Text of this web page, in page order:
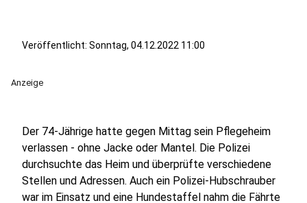
Veröffentlicht: Sonntag, 04.12.2022 11:00
Anzeige
Der 74-Jährige hatte gegen Mittag sein Pflegeheim
verlassen - ohne Jacke oder Mantel. Die Polizei
durchsuchte das Heim und überprüfte verschiedene
Stellen und Adressen. Auch ein Polizei-Hubschrauber
war im Einsatz und eine Hundestaffel nahm die Fährte